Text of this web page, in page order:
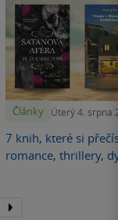
Články Úterý 4. srpna
7 knih, které si
romance, thrillery,